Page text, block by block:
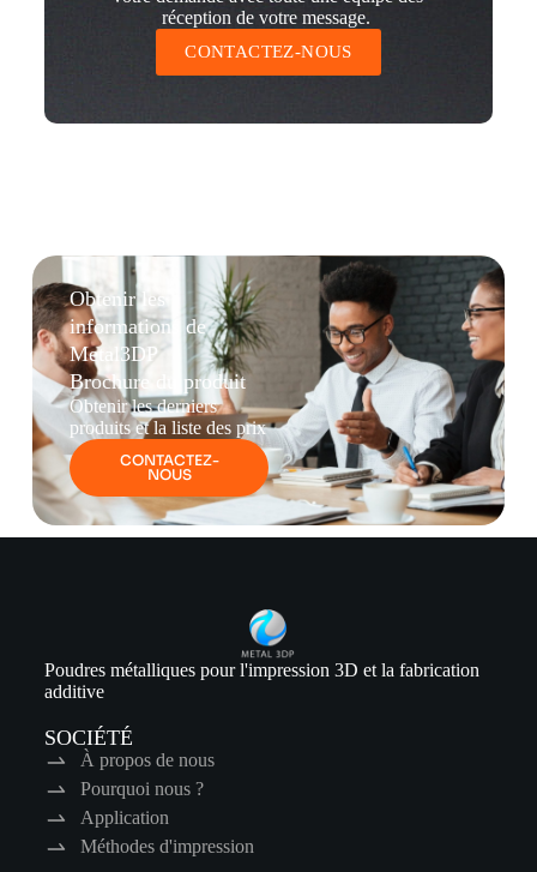
réception de votre message.
CONTACTEZ-NOUS
Obtenir les
informations de
Metal3DP
Brochure du produit
Obtenir les derniers
produits et la liste des prix
CONTACTEZ-
NOUS
Poudres métalliques pour l'impression 3D et la fabrication
additive
SOCIÉTÉ
À propos de nous
Pourquoi nous ?
Application
Méthodes d'impression